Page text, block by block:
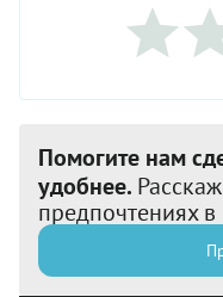
Помогите нам
удобнее.
предпочтениях